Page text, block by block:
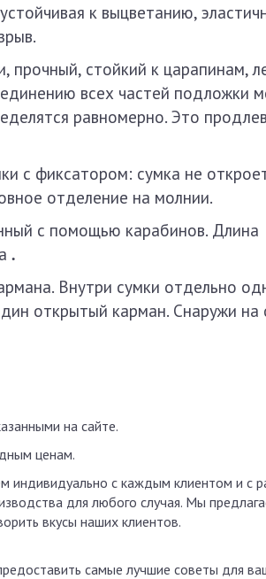
к выцветанию,
стойкий к царапинам,
всех частей подложки
равномерно. Это
с фиксатором: сумка не
отделение на молнии.
с помощью карабинов. Длина
.
Внутри сумки отдельно
открытый карман. Снаружи на
на сайте.
ценам.
с каждым клиентом и с
для любого случая. Мы
вкусы наших клиентов.
самые лучшие советы для